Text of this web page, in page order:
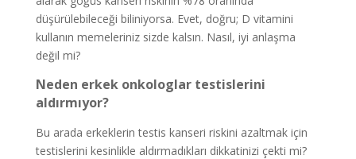
düşürülebileceği biliniyorsa. Evet, doğru; D vitamini
kullanın memeleriniz sizde kalsın. Nasıl, iyi anlaşma
değil mi?
Neden erkek onkologlar testislerini
aldırmıyor?
Bu arada erkeklerin testis kanseri riskini azaltmak için
testislerini kesinlikle aldırmadıkları dikkatinizi çekti mi?